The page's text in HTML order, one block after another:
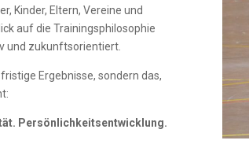
Kinder, Eltern, Vereine und
auf die Trainingsphilosophie
und zukunftsorientiert.
Ergebnisse, sondern das,
Persönlichkeitsentwicklung.